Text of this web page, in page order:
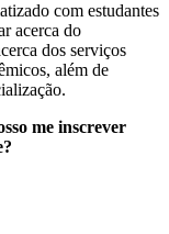
com estudantes
acerca do
dos serviços
além de
me inscrever